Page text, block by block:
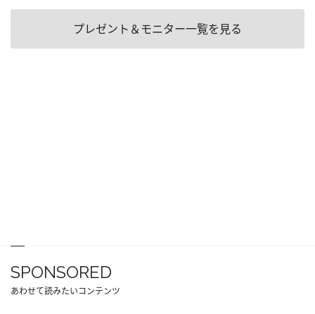
プレゼント＆モニター一覧を見る
SPONSORED
あわせて読みたいコンテンツ